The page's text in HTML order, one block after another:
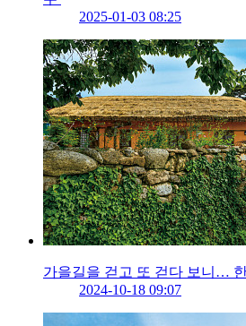
2025-01-03 08:25
가을길을 걷고 또 걷다 보니…
2024-10-18 09:07